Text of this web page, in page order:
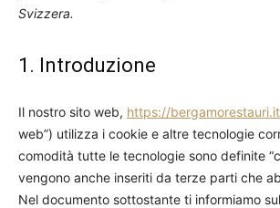
Svizzera.
1. Introduzione
Il nostro sito web, https://bergamorestauri.it
web”) utilizza i cookie e altre tecnologie
comodità tutte le tecnologie sono definite
vengono anche inseriti da terze parti che
Nel documento sottostante ti informiamo